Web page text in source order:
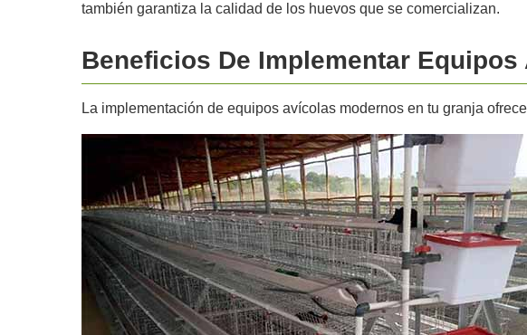
también garantiza la calidad de los huevos que se comercializan.
Beneficios De Implementar Equipos
La implementación de equipos avícolas modernos en tu granja